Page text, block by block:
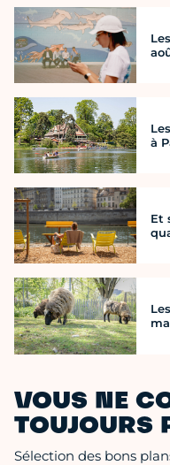
à
Et
VOUS NE
TOUJOURS
Sélection des bons